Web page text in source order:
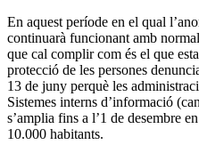
En aquest període en el qual
continuarà funcionant amb
que cal complir com és el que
protecció de les persones
13 de juny perquè les
Sistemes interns d’informació
s’amplia fins a l’1 de desembre
10.000 habitants.